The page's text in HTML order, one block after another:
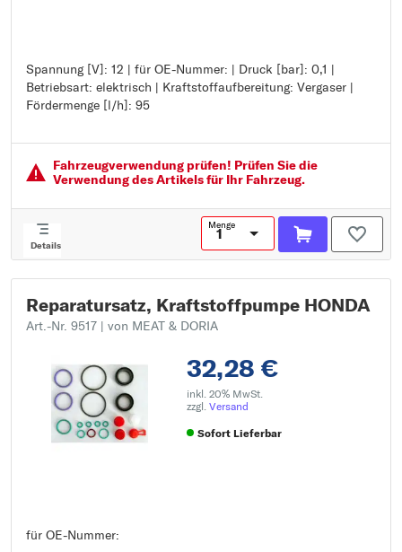
Spannung [V]: 12 | für OE-Nummer: | Druck [bar]: 0,1 |
Betriebsart: elektrisch | Kraftstoffaufbereitung: Vergaser |
Fördermenge [l/h]: 95
Spannung [V]: 12
für OE-Nummer:
Druck [bar]: 0,1
Kraftstoffaufbereitung: Vergaser
Fördermenge [l/h]: 95
Fahrzeugver­wendung prüfen! Prüfen Sie die
Verwendung des Artikels für Ihr Fahrzeug.
Details
Menge
Reparatursatz, Kraftstoffpumpe HONDA
Art.-Nr. 9517 | von MEAT & DORIA
32,28 €
inkl. 20% MwSt.
zzgl. Versand
Sofort Lieferbar
für OE-Nummer:
für OE-Nummer: